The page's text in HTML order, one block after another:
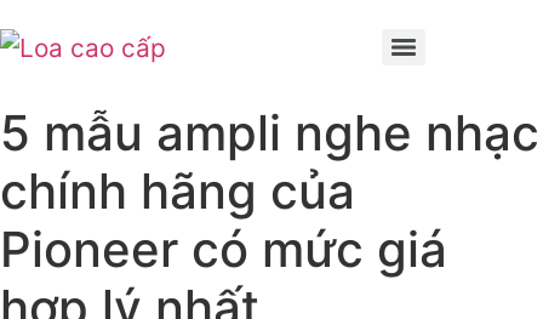
5 mẫu ampli nghe nhạc
chính hãng của
Pioneer có mức giá